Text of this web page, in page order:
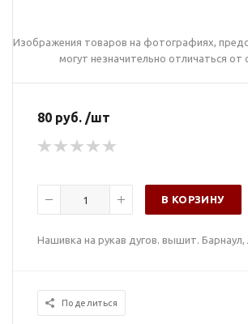
Изображения товаров на фотографиях,
могут незначительно отличаться от
80 руб. /шт
В КОРЗИНУ
Нашивка на рукав дугов. вышит.
Поделиться